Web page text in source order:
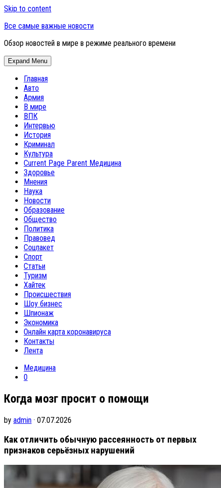
Skip to content
Все самые важные новости
Обзор новостей в мире в режиме реального времени
Expand Menu
Главная
Авто
Армия
В мире
ВПК
Интервью
История
Криминал
Культура
Current Page Parent Медицина
Здоровье
Мнения
Наука
Новости
Образование
Общество
Политика
Правовед
Соцпакет
Спорт
Статьи
Туризм
Хайтек
Происшествия
Шоу бизнес
Шпионаж
Экономика
Онлайн карта коронавируса
Контакты
Лента
Медицина
0
Когда мозг просит о помощи
by admin · 07.07.2026
Как отличить обычную рассеянность от первых
признаков серьёзных нарушений